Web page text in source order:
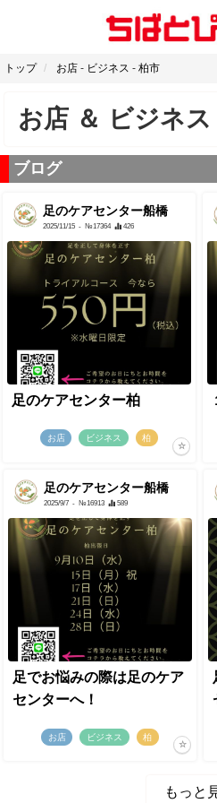
トップ お店 - ビジネス - 柏市
お店 ＆ ビジネス
ブログ
足のケアセンター船橋
2025/11/15 - №17364 426
足のケアセンター柏
お店 ビジネス 柏
足のケアセンター船橋
2025/9/7 - №16913 589
足でお悩みの際は足のケア
センターへ！
お店 ビジネス 柏
もっと